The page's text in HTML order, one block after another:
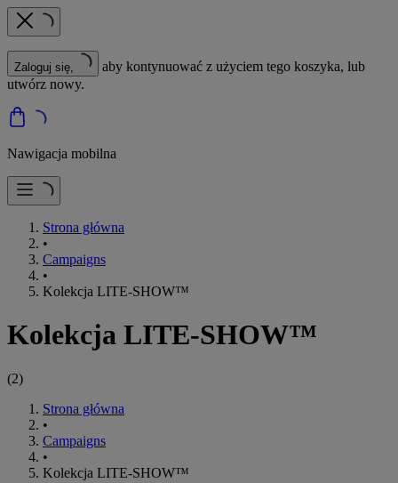
Zaloguj się,
aby kontynuować z użyciem tego koszyka, lub
utwórz nowy.
Nawigacja mobilna
Strona główna
•
Campaigns
•
Kolekcja LITE-SHOW™
Kolekcja LITE-SHOW™
(2)
Strona główna
•
Campaigns
•
Kolekcja LITE-SHOW™